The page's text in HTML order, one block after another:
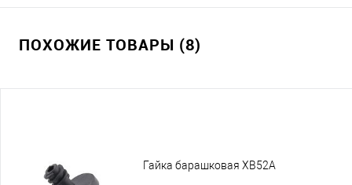
ПОХОЖИЕ ТОВАРЫ (8)
Гайка барашковая XB52A